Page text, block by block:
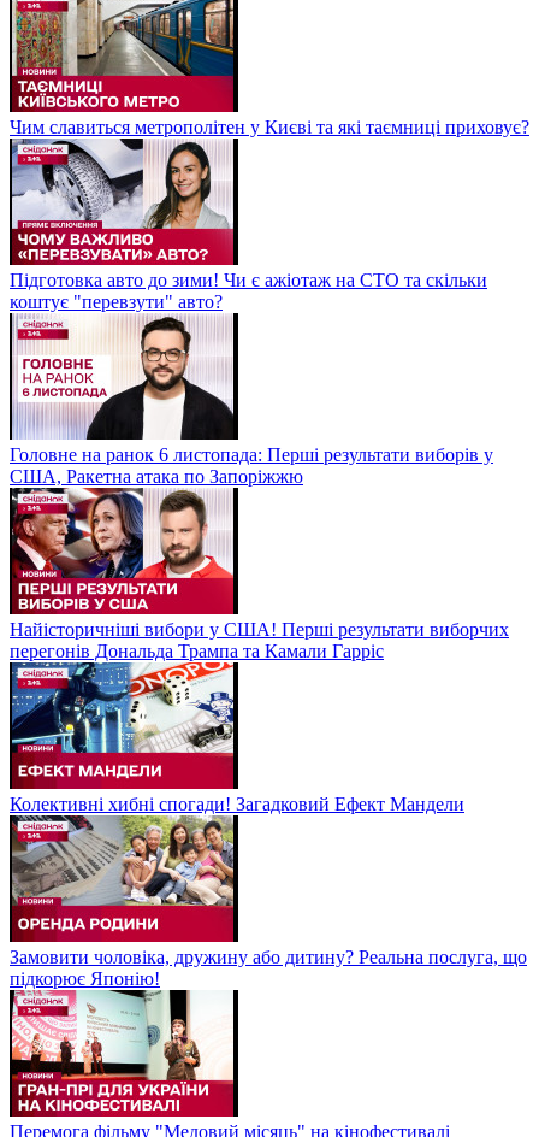
Чим славиться метрополітен у Києві та які таємниці приховує?
Підготовка авто до зими! Чи є ажіотаж на СТО та скільки
коштує "перевзути" авто?
Головне на ранок 6 листопада: Перші результати виборів у
США, Ракетна атака по Запоріжжю
Найісторичніші вибори у США! Перші результати виборчих
перегонів Дональда Трампа та Камали Гарріс
Колективні хибні спогади! Загадковий Ефект Мандели
Замовити чоловіка, дружину або дитину? Реальна послуга, що
підкорює Японію!
Перемога фільму "Медовий місяць" на кінофестивалі